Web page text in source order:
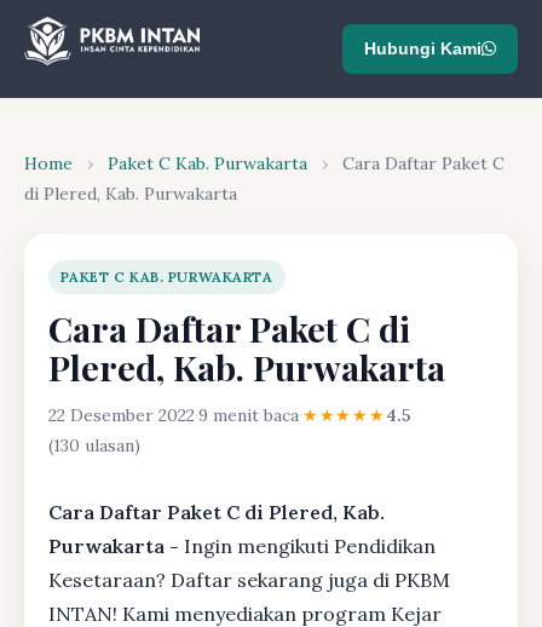
Hubungi Kami
Home › Paket C Kab. Purwakarta ›
Cara Daftar Paket C
di Plered, Kab. Purwakarta
PAKET C KAB. PURWAKARTA
Cara Daftar Paket C di
Plered, Kab. Purwakarta
22 Desember 2022·9 menit baca·★★★★★4.5
(130 ulasan)
Cara Daftar Paket C di Plered, Kab.
Purwakarta - Ingin mengikuti Pendidikan
Kesetaraan? Daftar sekarang juga di PKBM
INTAN! Kami menyediakan program Kejar